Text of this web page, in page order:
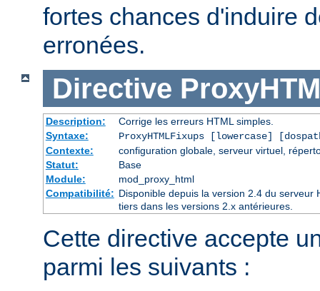
fortes chances d'induire
erronées.
Directive
Description:
Corrige les erreurs HTML simples.
Syntaxe:
ProxyHTMLFixups [lowercase]
Contexte:
configuration globale, serveur virtuel,
Statut:
Base
Module:
mod_proxy_html
Compatibilité: Disponible depuis la version 2.4 du serveur
tiers dans les versions 2.x antérieures.
Cette directive accepte
parmi les suivants :